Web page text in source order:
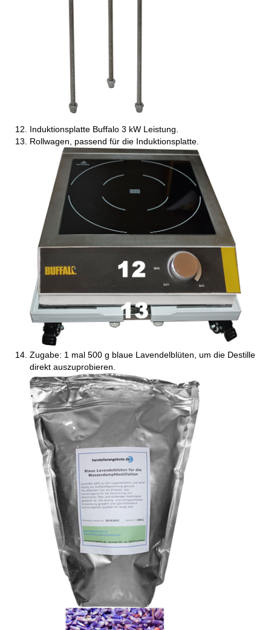
Induktionsplatte Buffalo 3 kW Leistung.
Rollwagen, passend für die Induktionsplatte.
Zugabe: 1 mal 500 g blaue Lavendelblüten, um die Destille
direkt auszuprobieren.